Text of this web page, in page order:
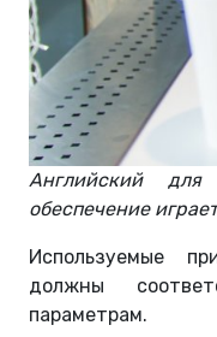
Английский для
обеспечение
Используемые
должны
параметрам.